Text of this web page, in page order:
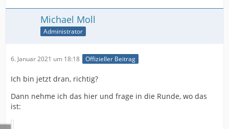
Michael Moll
Administrator
6. Januar 2021 um 18:18 Offizieller Beitrag
Ich bin jetzt dran, richtig?
Dann nehme ich das hier und frage in die Runde, wo das
ist: